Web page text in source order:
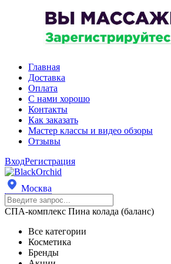
Главная
Доставка
Оплата
С нами хорошо
Контакты
Как заказать
Мастер классы и видео обзоры
Отзывы
ВходРегистрация
Москва
СПА-комплекс Пина колада (баланс)
Все категории
Косметика
Бренды